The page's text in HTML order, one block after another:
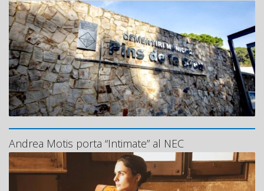
Andrea Motis porta “Intimate” al NEC